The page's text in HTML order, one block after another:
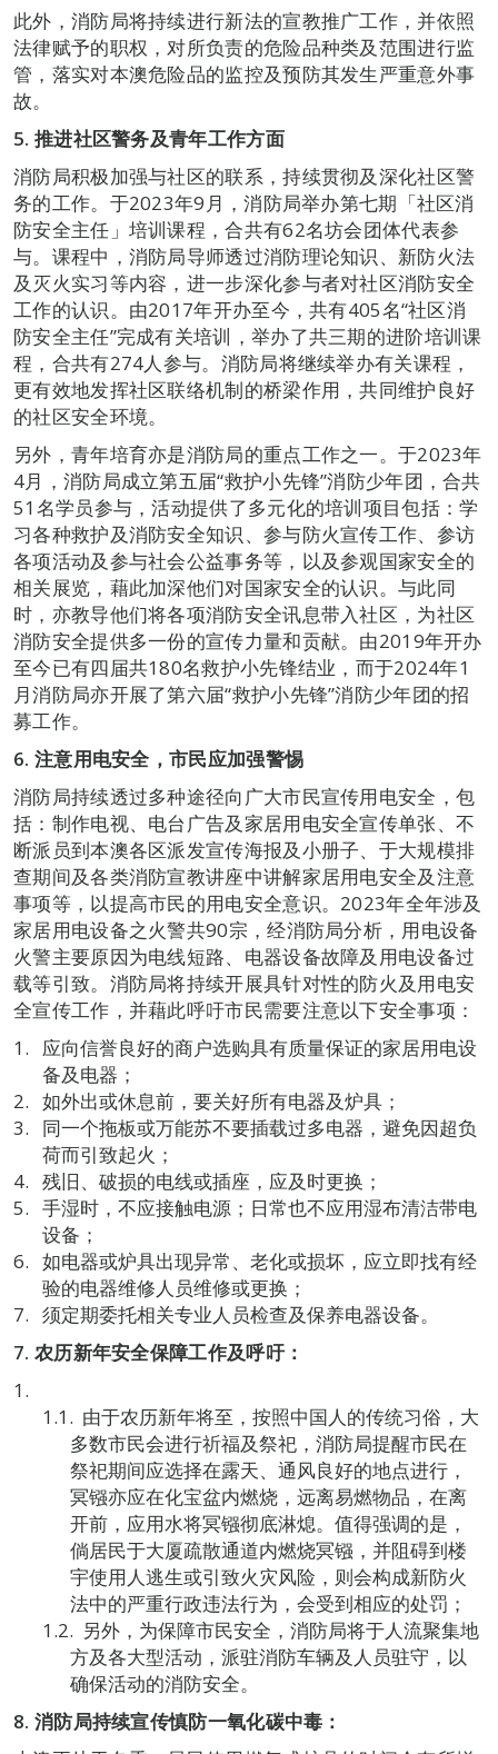
此外，消防局将持续进行新法的宣教推广工作，并依照
法律赋予的职权，对所负责的危险品种类及范围进行监
管，落实对本澳危险品的监控及预防其发生严重意外事
故。
5. 推进社区警务及青年工作方面
消防局积极加强与社区的联系，持续贯彻及深化社区警
务的工作。于2023年9月，消防局举办第七期「社区消
防安全主任」培训课程，合共有62名坊会团体代表参
与。课程中，消防局导师透过消防理论知识、新防火法
及灭火实习等内容，进一步深化参与者对社区消防安全
工作的认识。由2017年开办至今，共有405名“社区消
防安全主任”完成有关培训，举办了共三期的进阶培训课
程，合共有274人参与。消防局将继续举办有关课程，
更有效地发挥社区联络机制的桥梁作用，共同维护良好
的社区安全环境。
另外，青年培育亦是消防局的重点工作之一。于2023年
4月，消防局成立第五届“救护小先锋”消防少年团，合共
51名学员参与，活动提供了多元化的培训项目包括：学
习各种救护及消防安全知识、参与防火宣传工作、参访
各项活动及参与社会公益事务等，以及参观国家安全的
相关展览，藉此加深他们对国家安全的认识。与此同
时，亦教导他们将各项消防安全讯息带入社区，为社区
消防安全提供多一份的宣传力量和贡献。由2019年开办
至今已有四届共180名救护小先锋结业，而于2024年1
月消防局亦开展了第六届“救护小先锋”消防少年团的招
募工作。
6. 注意用电安全，市民应加强警惕
消防局持续透过多种途径向广大市民宣传用电安全，包
括：制作电视、电台广告及家居用电安全宣传单张、不
断派员到本澳各区派发宣传海报及小册子、于大规模排
查期间及各类消防宣教讲座中讲解家居用电安全及注意
事项等，以提高市民的用电安全意识。2023年全年涉及
家居用电设备之火警共90宗，经消防局分析，用电设备
火警主要原因为电线短路、电器设备故障及用电设备过
载等引致。消防局将持续开展具针对性的防火及用电安
全宣传工作，并藉此呼吁市民需要注意以下安全事项：
应向信誉良好的商户选购具有质量保证的家居用电设
备及电器；
如外出或休息前，要关好所有电器及炉具；
同一个拖板或万能苏不要插载过多电器，避免因超负
荷而引致起火；
残旧、破损的电线或插座，应及时更换；
手湿时，不应接触电源；日常也不应用湿布清洁带电
设备；
如电器或炉具出现异常、老化或损坏，应立即找有经
验的电器维修人员维修或更换；
须定期委托相关专业人员检查及保养电器设备。
7. 农历新年安全保障工作及呼吁：
由于农历新年将至，按照中国人的传统习俗，大
多数市民会进行祈福及祭祀，消防局提醒市民在
祭祀期间应选择在露天、通风良好的地点进行，
冥镪亦应在化宝盆内燃烧，远离易燃物品，在离
开前，应用水将冥镪彻底淋熄。值得强调的是，
倘居民于大厦疏散通道内燃烧冥镪，并阻碍到楼
宇使用人逃生或引致火灾风险，则会构成新防火
法中的严重行政违法行为，会受到相应的处罚；
另外，为保障市民安全，消防局将于人流聚集地
方及各大型活动，派驻消防车辆及人员驻守，以
确保活动的消防安全。
8. 消防局持续宣传慎防一氧化碳中毒：